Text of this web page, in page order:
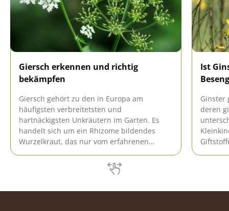
Giersch erkennen und richtig
bekämpfen
Giersch gehört zu den in Europa am
häufigsten verbreitetsten und
hartnäckigsten Unkräutern im Garten. Es
handelt sich um ein Rhizome bildendes
Wurzelkraut, das nur vom erfahrenen
Ähnlichkeit mit anderen Wildkräutern wird
Giersch nicht selten verwechselt.
Ist
Ginster
deren